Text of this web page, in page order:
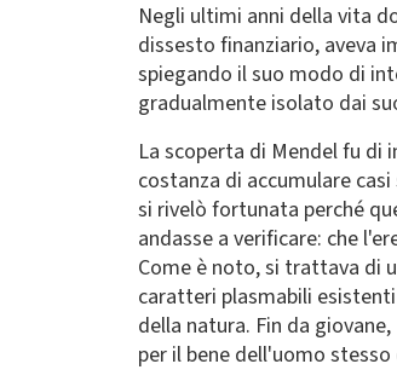
Negli ultimi anni della vita
dissesto finanziario, aveva
spiegando il suo modo di
gradualmente isolato dai
La scoperta di Mendel fu di
costanza di accumulare
si rivelò fortunata perché
andasse a verificare: che
Come è noto, si trattava di
caratteri plasmabili
della natura. Fin da
per il bene dell'uomo